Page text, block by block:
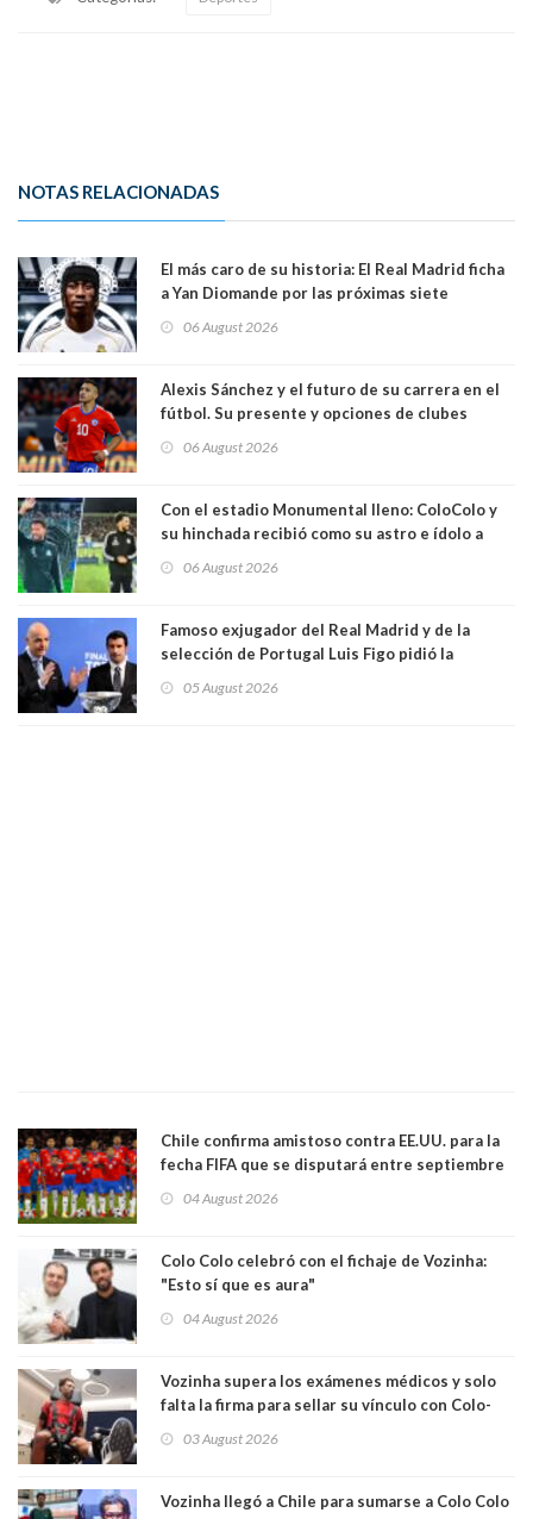
NOTAS RELACIONADAS
El más caro de su historia: El Real Madrid ficha
a Yan Diomande por las próximas siete
06 August 2026
Alexis Sánchez y el futuro de su carrera en el
fútbol. Su presente y opciones de clubes
06 August 2026
Con el estadio Monumental lleno: ColoColo y
su hinchada recibió como su astro e ídolo a
06 August 2026
Famoso exjugador del Real Madrid y de la
selección de Portugal Luis Figo pidió la
comportamiento más bajo y cobarde que he
05 August 2026
Chile confirma amistoso contra EE.UU. para la
fecha FIFA que se disputará entre septiembre
04 August 2026
Colo Colo celebró con el fichaje de Vozinha:
"Esto sí que es aura"
04 August 2026
Vozinha supera los exámenes médicos y solo
falta la firma para sellar su vínculo con Colo-
03 August 2026
Vozinha llegó a Chile para sumarse a Colo Colo